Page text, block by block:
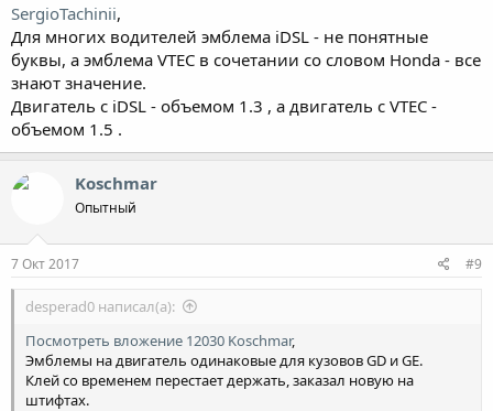
SergioTachinii,
Для многих водителей эмблема iDSL - не понятные
буквы, а эмблема VTEC в сочетании со словом Honda - все
знают значение.
Двигатель с iDSL - объемом 1.3 , а двигатель с VTEC -
объемом 1.5 .
Koschmar
Опытный
7 Окт 2017 #9
desperad0 написал(а):
Посмотреть вложение 12030 Koschmar,
Эмблемы на двигатель одинаковые для кузовов GD и GE.
Клей со временем перестает держать, заказал новую на
штифтах.